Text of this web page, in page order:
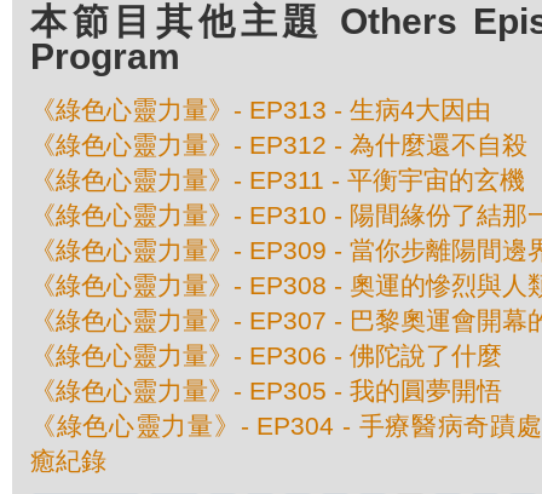
本節目其他主題 Others
Program
《綠色心靈力量》- EP313 - 生病4大因由
《綠色心靈力量》- EP312 - 為什麼還不自殺
《綠色心靈力量》- EP311 - 平衡宇宙的玄機
《綠色心靈力量》- EP310 - 陽間緣份了結那
《綠色心靈力量》- EP309 - 當你步離陽間邊
《綠色心靈力量》- EP308 - 奧運的慘烈與人
《綠色心靈力量》- EP307 - 巴黎奧運會開幕
《綠色心靈力量》- EP306 - 佛陀說了什麼
《綠色心靈力量》- EP305 - 我的圓夢開悟
《綠色心靈力量》- EP304 - 手療醫病奇蹟
癒紀錄